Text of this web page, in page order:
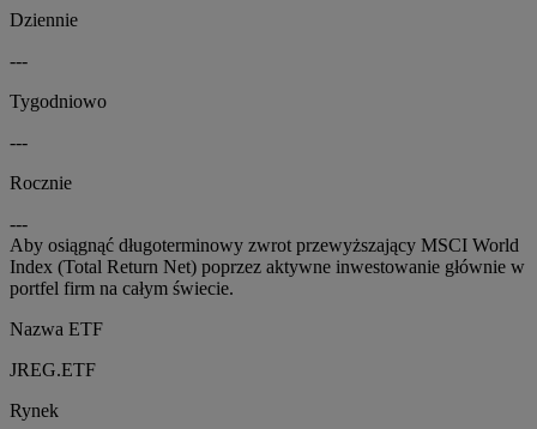
Dziennie
---
Tygodniowo
---
Rocznie
---
Aby osiągnąć długoterminowy zwrot przewyższający MSCI World
Index (Total Return Net) poprzez aktywne inwestowanie głównie w
portfel firm na całym świecie.
Nazwa ETF
JREG.ETF
Rynek